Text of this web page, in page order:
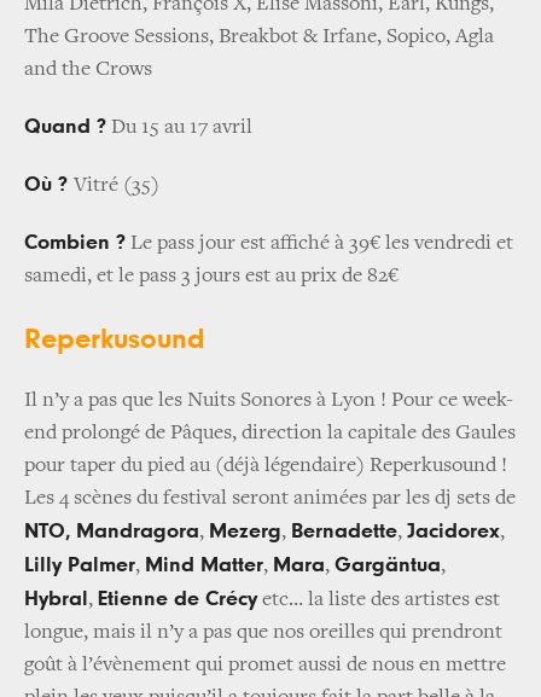
Mila Dietrich, François X, Elise Massoni, Earl, Kungs,
The Groove Sessions, Breakbot & Irfane, Sopico, Agla
and the Crows
Quand ? Du 15 au 17 avril
Où ?Vitré (35)
Combien ? Le pass jour est affiché à 39€ les vendredi et
samedi, et le pass 3 jours est au prix de 82€
Reperkusound
Il n’y a pas que les Nuits Sonores à Lyon ! Pour ce week-
end prolongé de Pâques, direction la capitale des Gaules
pour taper du pied au (déjà légendaire) Reperkusound !
Les 4 scènes du festival seront animées par les dj sets de
NTO, Mandragora, Mezerg, Bernadette, Jacidorex,
Lilly Palmer, Mind Matter, Mara, Gargäntua,
Hybral , Etienne de Crécyetc… la liste des artistes est
longue, mais il n’y a pas que nos oreilles qui prendront
goût à l’évènement qui promet aussi de nous en mettre